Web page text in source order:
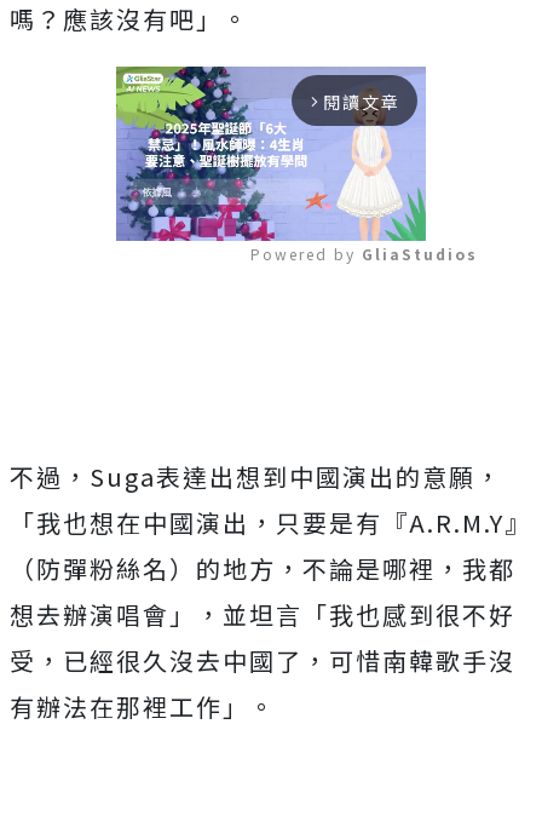
嗎？應該沒有吧」。
arrow_forward_ios 閱讀文章
Powered by GliaStudios
不過，Suga表達出想到中國演出的意願，
「我也想在中國演出，只要是有『A.R.M.Y』
（防彈粉絲名）的地方，不論是哪裡，我都
想去辦演唱會」，並坦言「我也感到很不好
受，已經很久沒去中國了，可惜南韓歌手沒
有辦法在那裡工作」。